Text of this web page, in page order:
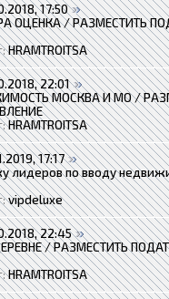
17:50
ОЦЕНКА / РАЗМЕСТИТЬ
HRAMTROITSA
22:01
МОСКВА И МО /
HRAMTROITSA
17:17
лидеров по вводу
vipdeluxe
22:45
/ РАЗМЕСТИТЬ
HRAMTROITSA